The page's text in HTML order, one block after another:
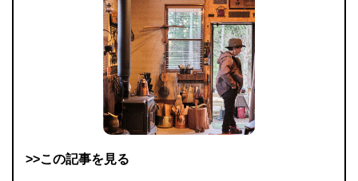
>>この記事を見る